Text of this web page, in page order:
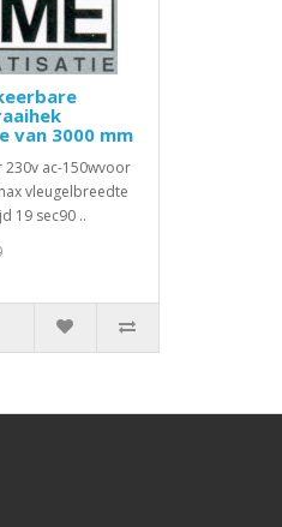
van 3000 mm
ac-150wvoor
vleugelbreedte
19 sec90 ..